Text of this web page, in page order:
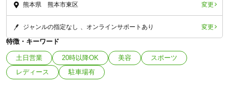
熊本県 熊本市東区 変更
ジャンルの指定なし オンラインサポートあり 変更
特徴・キーワード
土日営業 20時以降OK 美容
スポーツ
レディース
駐車場有
「健康にはりを見た」